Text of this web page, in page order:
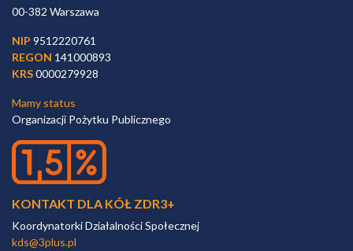
00-382 Warszawa
NIP 9512220761
REGON 141000893
KRS0000279928
Mamy status
Organizacji Pożytku Publicznego
KONTAKT DLA KÓŁ ZDR3+
Koordynatorki Działalności Społecznej
kds@3plus.pl